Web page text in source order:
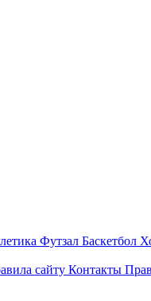
Футзал Баскетбол
сайту Контакты